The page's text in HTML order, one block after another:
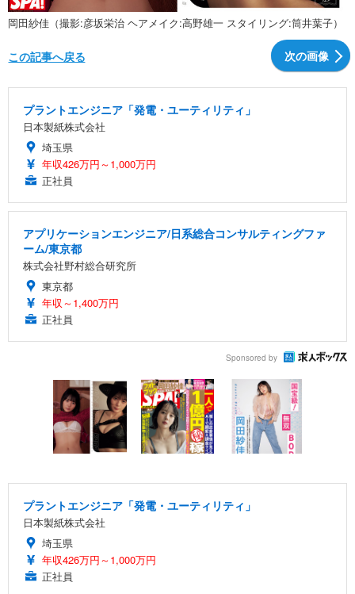
岡田紗佳（撮影:彦坂栄治 ヘアメイク:高野雄一 スタイリング:筒井葉子）
次の画像
この記事へ戻る
プラントエンジニア「発電・ユーティリティ」
日本製紙株式会社
埼玉県
年収426万円～1,000万円
正社員
アプリケーションエンジニア/日系総合コンサルティングファ
ーム/東京都
株式会社野村総合研究所
東京都
年収～1,400万円
正社員
Sponsored by
プラントエンジニア「発電・ユーティリティ」
日本製紙株式会社
埼玉県
年収426万円～1,000万円
正社員